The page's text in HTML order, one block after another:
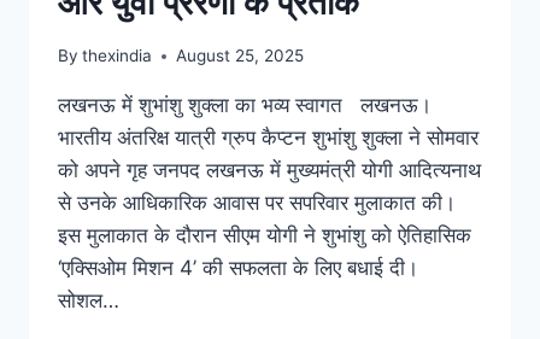
By thexindia August 25, 2025
लखनऊ में शुभांशु शुक्ला का भव्य स्वागत लखनऊ।
भारतीय अंतरिक्ष यात्री ग्रुप कैप्टन शुभांशु शुक्ला ने सोमवार
को अपने गृह जनपद लखनऊ में मुख्यमंत्री योगी आदित्यनाथ
से उनके आधिकारिक आवास पर सपरिवार मुलाकात की।
इस मुलाकात के दौरान सीएम योगी ने शुभांशु को ऐतिहासिक
‘एक्सिओम मिशन 4’ की सफलता के लिए बधाई दी।
सोशल…